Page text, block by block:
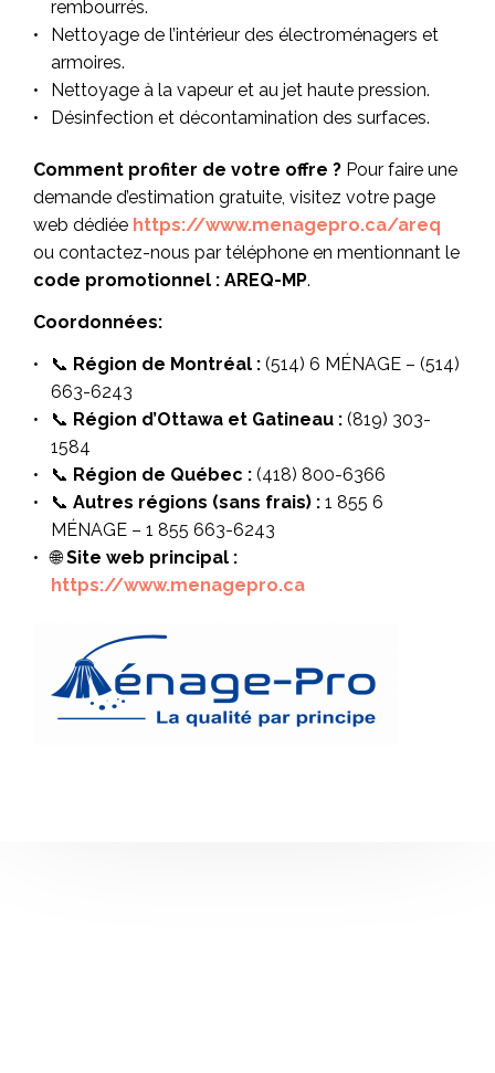
rembourrés.
Nettoyage de l’intérieur des électroménagers et
armoires.
Nettoyage à la vapeur et au jet haute pression.
Désinfection et décontamination des surfaces.
Comment profiter de votre offre ? Pour faire une
demande d’estimation gratuite, visitez votre page
web dédiée https://www.menagepro.ca/areq
ou contactez-nous par téléphone en mentionnant le
code promotionnel : AREQ-MP.
Coordonnées:
📞 Région de Montréal : (514) 6 MÉNAGE – (514)
663-6243
📞 Région d’Ottawa et Gatineau : (819) 303-
1584
📞 Région de Québec : (418) 800-6366
📞 Autres régions (sans frais) : 1 855 6
MÉNAGE – 1 855 663-6243
🌐Site web principal :
https://www.menagepro.ca